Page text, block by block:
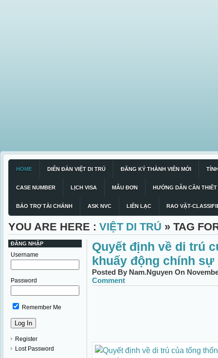
HOME DIỄN ĐÀN VIỆT DI TRÚ ĐĂNG KÝ THÀNH VIÊN MỚI
CASE NUMBER LỊCH VISA MẪU ĐƠN HƯỚNG DẪN CẦN THIẾT
BẢO TRỢ TÀI CHÁNH ASK NVC LIÊN LẠC RAO VẶT-
YOU ARE HERE : VIỆT DI TRÚ » TAG
ĐĂNG NHẬP
Username
Password
Remember Me
Register
Lost Password
Quyết định về di trú
khuấy động chính sự
Posted By Nam.Nguyen On
Comment